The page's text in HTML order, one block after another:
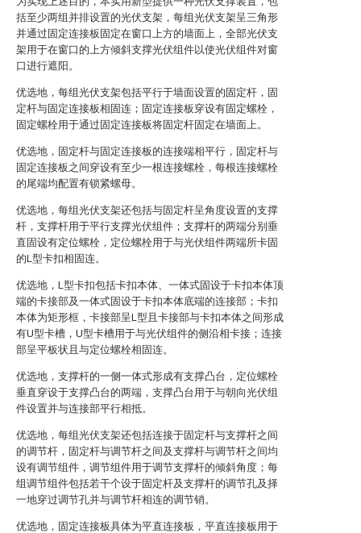
括至少两组并排设置的光伏支架，每组光伏支架呈三角形
并通过固定连接板固定在窗口上方的墙面上，全部光伏支
架用于在窗口的上方倾斜支撑光伏组件以使光伏组件对窗
口进行遮阳。
优选地，每组光伏支架包括平行于墙面设置的固定杆，固
定杆与固定连接板相固连；固定连接板穿设有固定螺栓，
固定螺栓用于通过固定连接板将固定杆固定在墙面上。
优选地，固定杆与固定连接板的连接端相平行，固定杆与
固定连接板之间穿设有至少一根连接螺栓，每根连接螺栓
的尾端均配置有锁紧螺母。
优选地，每组光伏支架还包括与固定杆呈角度设置的支撑
杆，支撑杆用于平行支撑光伏组件；支撑杆的两端分别垂
直固设有定位螺栓，定位螺栓用于与光伏组件两端所卡固
的L型卡扣相固连。
优选地，L型卡扣包括卡扣本体、一体式固设于卡扣本体顶
端的卡接部及一体式固设于卡扣本体底端的连接部；卡扣
本体为矩形框，卡接部呈L型且卡接部与卡扣本体之间形成
有U型卡槽，U型卡槽用于与光伏组件的侧沿相卡接；连接
部呈平板状且与定位螺栓相固连。
优选地，支撑杆的一侧一体式形成有支撑凸台，定位螺栓
垂直穿设于支撑凸台的两端，支撑凸台用于与朝向光伏组
件设置并与连接部平行相抵。
优选地，每组光伏支架还包括连接于固定杆与支撑杆之间
的调节杆，固定杆与调节杆之间及支撑杆与调节杆之间均
设有调节组件，调节组件用于调节支撑杆的倾斜角度；每
组调节组件包括若干个设于固定杆及支撑杆的调节孔及择
一地穿过调节孔并与调节杆相连的调节销。
优选地，固定连接板具体为平直连接板，平直连接板用于